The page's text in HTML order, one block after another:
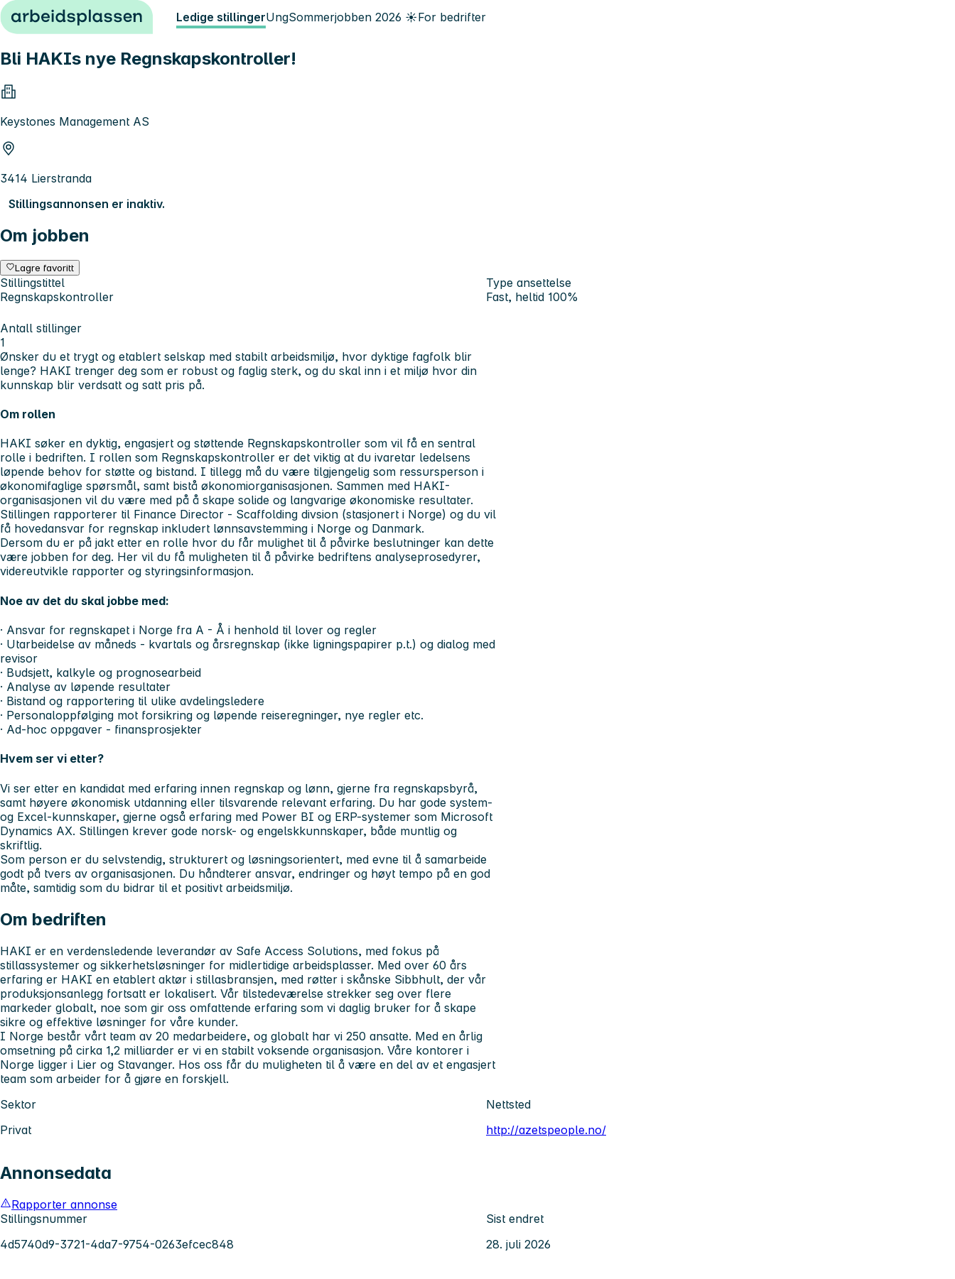
Hopp til innhold Ledige stillingerUngSommerjobben 2026 ☀️For bedrifter
Bli HAKIs nye Regnskapskontroller!
Keystones Management AS
3414 Lierstranda
Stillingsannonsen er inaktiv.
Om jobben
Lagre favoritt
Stillingstittel
Regnskapskontroller
Type ansettelse
Fast, heltid 100%
Antall stillinger
1
Ønsker du et trygt og etablert selskap med stabilt arbeidsmiljø, hvor dyktige fagfolk blir
lenge? HAKI trenger deg som er robust og faglig sterk, og du skal inn i et miljø hvor din
kunnskap blir verdsatt og satt pris på.
Om rollen
HAKI søker en dyktig, engasjert og støttende Regnskapskontroller som vil få en sentral
rolle i bedriften. I rollen som Regnskapskontroller er det viktig at du ivaretar ledelsens
løpende behov for støtte og bistand. I tillegg må du være tilgjengelig som ressursperson i
økonomifaglige spørsmål, samt bistå økonomiorganisasjonen. Sammen med HAKI-
organisasjonen vil du være med på å skape solide og langvarige økonomiske resultater.
Stillingen rapporterer til Finance Director - Scaffolding divsion (stasjonert i Norge) og du vil
få hovedansvar for regnskap inkludert lønnsavstemming i Norge og Danmark.
Dersom du er på jakt etter en rolle hvor du får mulighet til å påvirke beslutninger kan dette
være jobben for deg. Her vil du få muligheten til å påvirke bedriftens analyseprosedyrer,
videreutvikle rapporter og styringsinformasjon.
Noe av det du skal jobbe med:
· Ansvar for regnskapet i Norge fra A - Å i henhold til lover og regler
· Utarbeidelse av måneds - kvartals og årsregnskap (ikke ligningspapirer p.t.) og dialog med
revisor
· Budsjett, kalkyle og prognosearbeid
· Analyse av løpende resultater
· Bistand og rapportering til ulike avdelingsledere
· Personaloppfølging mot forsikring og løpende reiseregninger, nye regler etc.
· Ad-hoc oppgaver - finansprosjekter
Hvem ser vi etter?
Vi ser etter en kandidat med erfaring innen regnskap og lønn, gjerne fra regnskapsbyrå,
samt høyere økonomisk utdanning eller tilsvarende relevant erfaring. Du har gode system-
og Excel-kunnskaper, gjerne også erfaring med Power BI og ERP-systemer som Microsoft
Dynamics AX. Stillingen krever gode norsk- og engelskkunnskaper, både muntlig og
skriftlig.
Som person er du selvstendig, strukturert og løsningsorientert, med evne til å samarbeide
godt på tvers av organisasjonen. Du håndterer ansvar, endringer og høyt tempo på en god
måte, samtidig som du bidrar til et positivt arbeidsmiljø.
Om bedriften
HAKI er en verdensledende leverandør av Safe Access Solutions, med fokus på
stillassystemer og sikkerhetsløsninger for midlertidige arbeidsplasser. Med over 60 års
erfaring er HAKI en etablert aktør i stillasbransjen, med røtter i skånske Sibbhult, der vår
produksjonsanlegg fortsatt er lokalisert. Vår tilstedeværelse strekker seg over flere
markeder globalt, noe som gir oss omfattende erfaring som vi daglig bruker for å skape
sikre og effektive løsninger for våre kunder.
I Norge består vårt team av 20 medarbeidere, og globalt har vi 250 ansatte. Med en årlig
omsetning på cirka 1,2 milliarder er vi en stabilt voksende organisasjon. Våre kontorer i
Norge ligger i Lier og Stavanger. Hos oss får du muligheten til å være en del av et engasjert
team som arbeider for å gjøre en forskjell.
Sektor
Privat
Nettsted
http://azetspeople.no/
Annonsedata
Rapporter annonse
Stillingsnummer
4d5740d9-3721-4da7-9754-0263efcec848
Sist endret
28. juli 2026